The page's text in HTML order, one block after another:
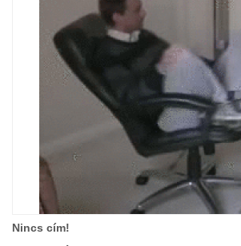
Nincs cím!